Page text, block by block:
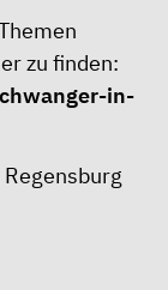
zu finden:
in-